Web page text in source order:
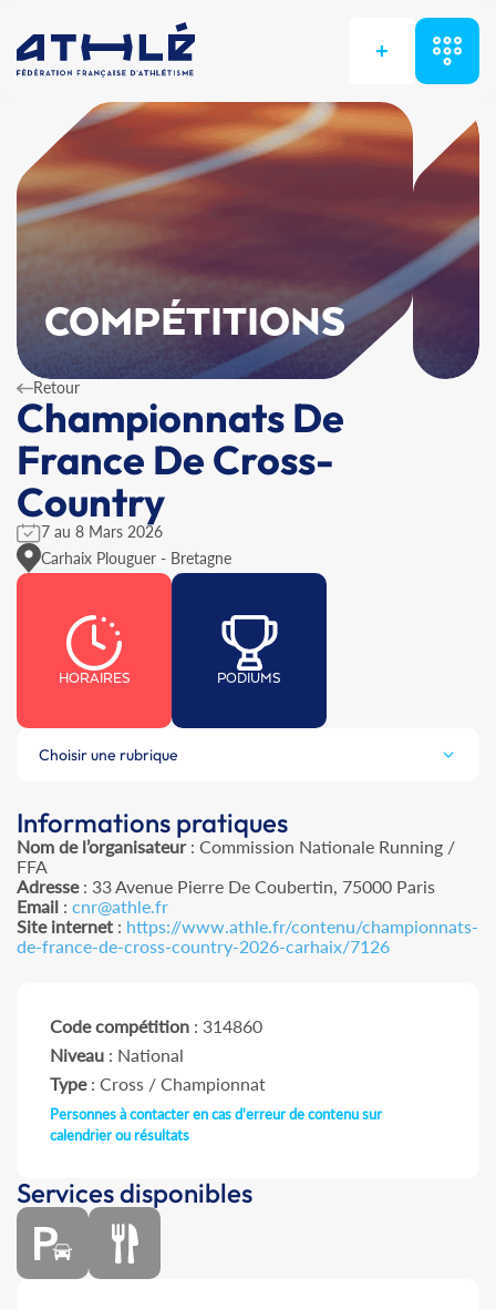
+
COMPÉTITIONS
Retour
Championnats De
France De Cross-
Country
7 au 8 Mars 2026
Carhaix Plouguer - Bretagne
HORAIRES PODIUMS
Choisir une rubrique
Informations pratiques
Nom de l’organisateur: Commission Nationale Running /
FFA
Adresse: 33 Avenue Pierre De Coubertin, 75000 Paris
Email : cnr@athle.fr
Site internet : https://www.athle.fr/contenu/championnats-
de-france-de-cross-country-2026-carhaix/7126
Code compétition : 314860
Niveau : National
Type: Cross / Championnat
Personnes à contacter en cas d'erreur de contenu sur
calendrier ou résultats
Services disponibles